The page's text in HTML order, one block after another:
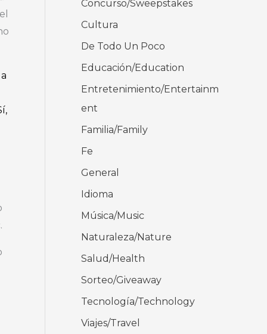
Concurso/Sweepstakes
Cultura
De Todo Un Poco
Educación/Education
Entretenimiento/Entertainm
ent
Familia/Family
Fe
General
Idioma
Música/Music
Naturaleza/Nature
Salud/Health
Sorteo/Giveaway
Tecnología/Technology
Viajes/Travel